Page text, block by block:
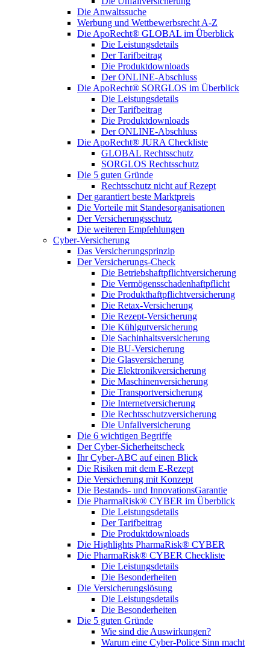
Die Anwaltssuche
Werbung und Wettbewerbsrecht A-Z
Die ApoRecht® GLOBAL im Überblick
Die Leistungsdetails
Der Tarifbeitrag
Die Produktdownloads
Der ONLINE-Abschluss
Die ApoRecht® SORGLOS im Überblick
Die Leistungsdetails
Der Tarifbeitrag
Die Produktdownloads
Der ONLINE-Abschluss
Die ApoRecht® JURA Checkliste
GLOBAL Rechtsschutz
SORGLOS Rechtsschutz
Die 5 guten Gründe
Rechtsschutz nicht auf Rezept
Der garantiert beste Marktpreis
Die Vorteile mit Standesorganisationen
Der Versicherungsschutz
Die weiteren Empfehlungen
Cyber-Versicherung
Das Versicherungsprinzip
Der Versicherungs-Check
Die Betriebshaftpflichtversicherung
Die Vermögensschadenhaftpflicht
Die Produkthaftpflichtversicherung
Die Retax-Versicherung
Die Rezept-Versicherung
Die Kühlgutversicherung
Die Sachinhaltsversicherung
Die BU-Versicherung
Die Glasversicherung
Die Elektronikversicherung
Die Maschinenversicherung
Die Transportversicherung
Die Internetversicherung
Die Rechtsschutzversicherung
Die Unfallversicherung
Die 6 wichtigen Begriffe
Der Cyber-Sicher­heits­check
Ihr Cyber-ABC auf einen Blick
Die Risiken mit dem E-Rezept
Die Versicherung mit Konzept
Die Bestands- und InnovationsGarantie
Die PharmaRisk® CYBER im Überblick
Die Leistungsdetails
Der Tarifbeitrag
Die Produktdownloads
Die Highlights PharmaRisk® CYBER
Die PharmaRisk® CYBER Checkliste
Die Leistungsdetails
Die Besonderheiten
Die Versicherungslösung
Die Leistungsdetails
Die Besonderheiten
Die 5 guten Gründe
Wie sind die Auswirkungen?
Warum eine Cyber-Police Sinn macht